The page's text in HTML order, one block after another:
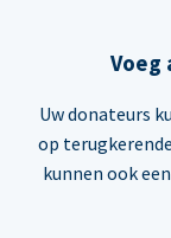
Voeg
Uw donateurs
op
kunnen ook